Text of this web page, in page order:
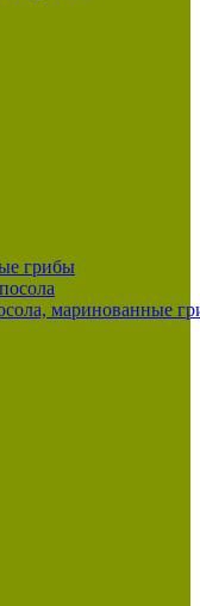
грибы
маринованные